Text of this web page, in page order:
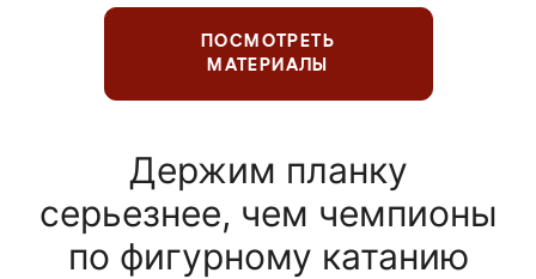
ПОСМОТРЕТЬ
МАТЕРИАЛЫ
Держим планку
серьезнее, чем чемпионы
по фигурному катанию